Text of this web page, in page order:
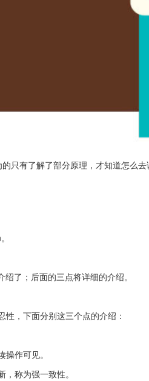
只有了解了部分原理，才知道怎么
了；后面的三点将详细的介绍。
，下面分别这三个点的介绍：
作可见。
称为强一致性。